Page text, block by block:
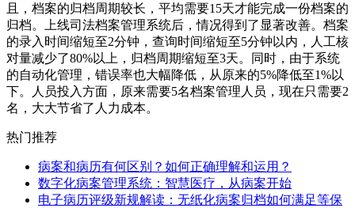
且，档案的归档周期较长，平均需要15天才能完成一份档案的
归档。上线司法档案管理系统后，情况得到了显著改善。档案
的录入时间缩短至2分钟，查询时间缩短至5分钟以内，人工核
对量减少了80%以上，归档周期缩短至3天。同时，由于系统
的自动化管理，错误率也大幅降低，从原来的5%降低至1%以
下。人员投入方面，原来需要5名档案管理人员，现在只需要2
名，大大节省了人力成本。
热门推荐
病案和病历有何区别？如何正确理解和运用？
数字化病案管理系统：智慧医疗，从病案开始
电子病历评级新规解读：无纸化病案归档如何满足等保